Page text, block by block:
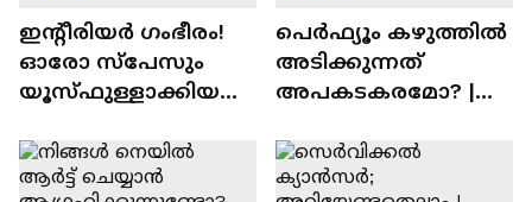
ഇന്റീരിയർ ഗംഭീരം!
ഓരോ സ്‌പേസും
യൂസ്ഫുള്ളാക്കിയ
പെർഫ്യൂം കഴുത്തിൽ
അടിക്കുന്നത്
അപകടകരമോ? |